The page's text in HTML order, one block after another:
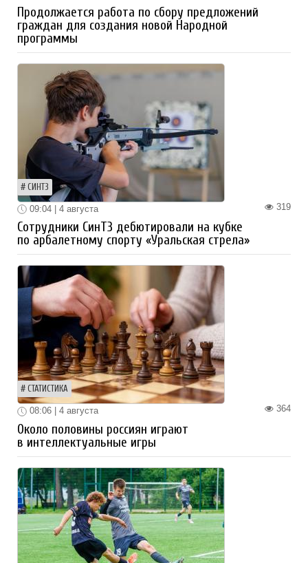
Продолжается работа по сбору предложений
граждан для создания новой Народной
программы
СИНТЗ
319
09:04 | 4 августа
Сотрудники СинТЗ дебютировали на кубке
по арбалетному спорту «Уральская стрела»
СТАТИСТИКА
364
08:06 | 4 августа
Около половины россиян играют
в интеллектуальные игры